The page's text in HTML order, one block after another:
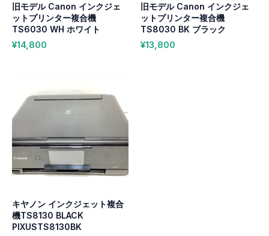
旧モデル Canon インクジェ
ットプリンター複合機
TS6030 WH ホワイト
¥14,800
旧モデル Canon インクジェ
ットプリンター複合機
TS8030 BK ブラック
¥13,800
キヤノン インクジェット複合
機TS8130 BLACK
PIXUSTS8130BK